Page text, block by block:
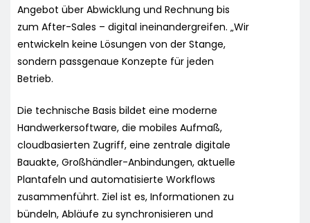
Angebot über Abwicklung und Rechnung bis
zum After-Sales – digital ineinandergreifen. „Wir
entwickeln keine Lösungen von der Stange,
sondern passgenaue Konzepte für jeden
Betrieb.
Die technische Basis bildet eine moderne
Handwerkersoftware, die mobiles Aufmaß,
cloudbasierten Zugriff, eine zentrale digitale
Bauakte, Großhändler-Anbindungen, aktuelle
Plantafeln und automatisierte Workflows
zusammenführt. Ziel ist es, Informationen zu
bündeln, Abläufe zu synchronisieren und